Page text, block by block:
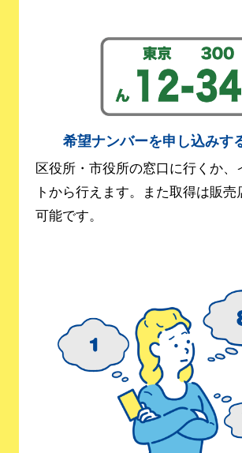
希望ナンバーを申し込みす
区役所・市役所の窓口に行くか、
トから行えます。また取得は販売
可能です。